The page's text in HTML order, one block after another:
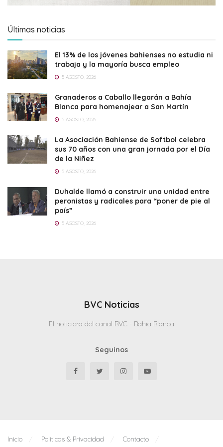
Últimas noticias
El 13% de los jóvenes bahienses no estudia ni
trabaja y la mayoría busca empleo
5 AGOSTO, 2026
Granaderos a Caballo llegarán a Bahía
Blanca para homenajear a San Martín
5 AGOSTO, 2026
La Asociación Bahiense de Softbol celebra
sus 70 años con una gran jornada por el Día
de la Niñez
5 AGOSTO, 2026
Duhalde llamó a construir una unidad entre
peronistas y radicales para “poner de pie al
país”
5 AGOSTO, 2026
BVC Noticias
El noticiero del canal BVC - Bahia Blanca
Seguinos
Inicio Politicas & Privacidad
Contacto